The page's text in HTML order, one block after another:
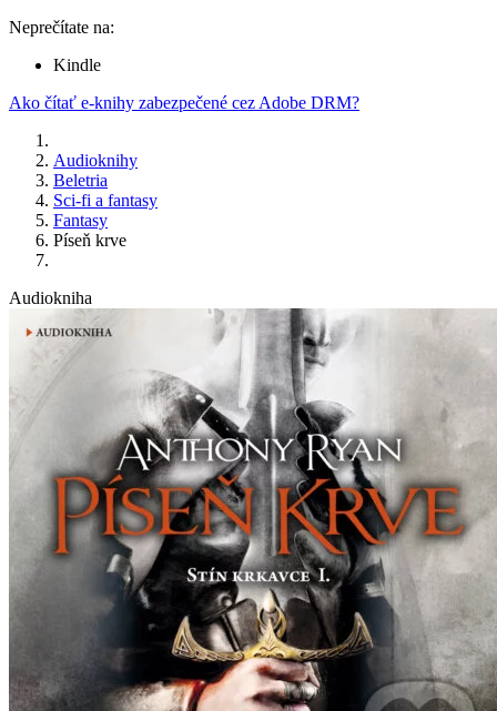
Neprečítate na:
Kindle
Ako čítať e-knihy zabezpečené cez Adobe DRM?
Audioknihy
Beletria
Sci-fi a fantasy
Fantasy
Píseň krve
Audiokniha